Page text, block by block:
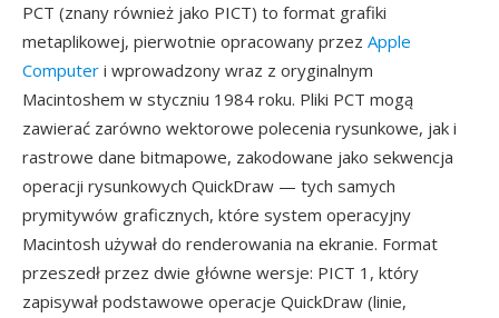
PCT (znany również jako PICT) to format grafiki
metaplikowej, pierwotnie opracowany przez Apple
Computer i wprowadzony wraz z oryginalnym
Macintoshem w styczniu 1984 roku. Pliki PCT mogą
zawierać zarówno wektorowe polecenia rysunkowe, jak i
rastrowe dane bitmapowe, zakodowane jako sekwencja
operacji rysunkowych QuickDraw — tych samych
prymitywów graficznych, które system operacyjny
Macintosh używał do renderowania na ekranie. Format
przeszedł przez dwie główne wersje: PICT 1, który
zapisywał podstawowe operacje QuickDraw (linie,